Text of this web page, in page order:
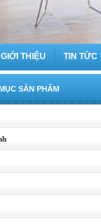
GIỚI THIỆU TIN TỨC
SẢN PHẨM